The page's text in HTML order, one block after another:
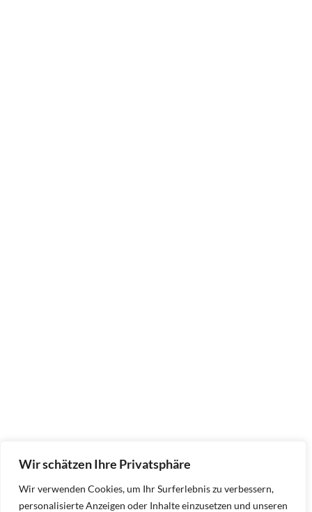
Wir schätzen Ihre Privatsphäre
Wir verwenden Cookies, um Ihr Surferlebnis zu verbessern,
personalisierte Anzeigen oder Inhalte einzusetzen und unseren